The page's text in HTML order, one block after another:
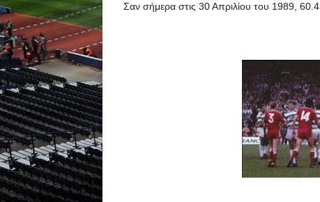
Σαν σήμερα στις 30 Απριλίου του 1989,